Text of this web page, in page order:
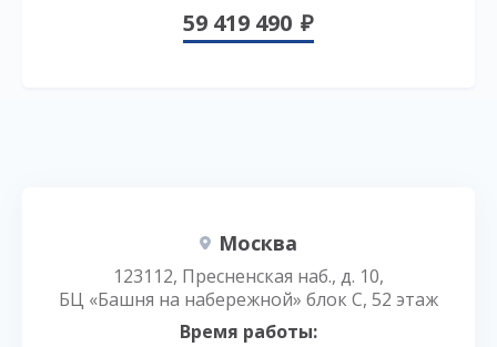
59 419 490
Москва
123112, Пресненская наб., д. 10,
БЦ «Башня на набережной» блок С, 52 этаж
Время работы: